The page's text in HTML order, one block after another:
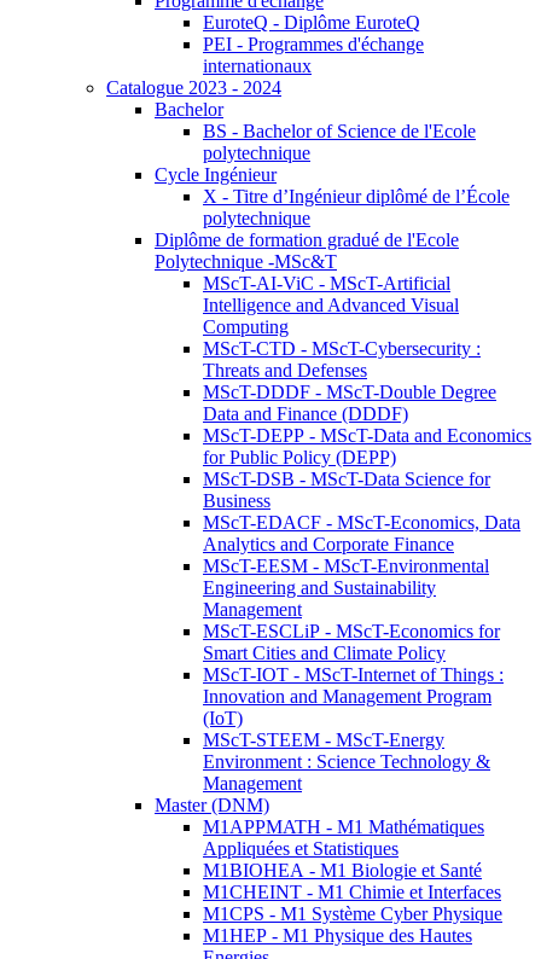
EuroteQ - Diplôme EuroteQ
PEI - Programmes d'échange
internationaux
Catalogue 2023 - 2024
Bachelor
BS - Bachelor of Science de l'Ecole
polytechnique
Cycle Ingénieur
X - Titre d’Ingénieur diplômé de l’École
polytechnique
Diplôme de formation gradué de l'Ecole
Polytechnique -MSc&T
MScT-AI-ViC - MScT-Artificial
Intelligence and Advanced Visual
Computing
MScT-CTD - MScT-Cybersecurity :
Threats and Defenses
MScT-DDDF - MScT-Double Degree
Data and Finance (DDDF)
MScT-DEPP - MScT-Data and Economics
for Public Policy (DEPP)
MScT-DSB - MScT-Data Science for
Business
MScT-EDACF - MScT-Economics, Data
Analytics and Corporate Finance
MScT-EESM - MScT-Environmental
Engineering and Sustainability
Management
MScT-ESCLiP - MScT-Economics for
Smart Cities and Climate Policy
MScT-IOT - MScT-Internet of Things :
Innovation and Management Program
(IoT)
MScT-STEEM - MScT-Energy
Environment : Science Technology &
Management
Master (DNM)
M1APPMATH - M1 Mathématiques
Appliquées et Statistiques
M1BIOHEA - M1 Biologie et Santé
M1CHEINT - M1 Chimie et Interfaces
M1CPS - M1 Système Cyber Physique
M1HEP - M1 Physique des Hautes